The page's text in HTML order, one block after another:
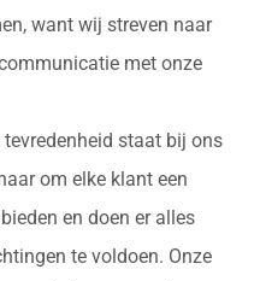
want wij streven naar
met onze
tevredenheid staat bij ons
om elke klant een
en doen er alles
te voldoen. Onze